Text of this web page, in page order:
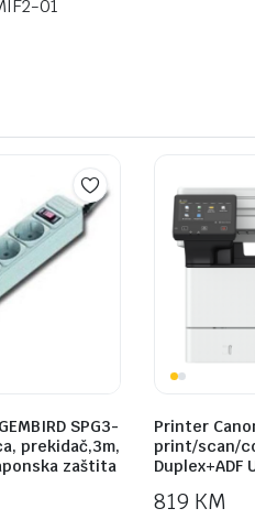
01
SPG3-
prekidač,3m,
zaštita
Printer
print/scan/
Duplex+ADF
819 KM